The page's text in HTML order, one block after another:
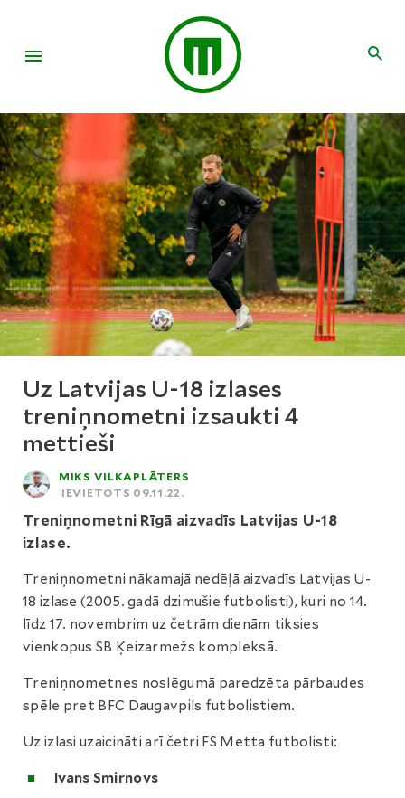
Uz Latvijas U-18 izlases
treniņnometni izsaukti 4
mettieši
MIKS VILKAPLĀTERS
IEVIETOTS 09.11.22.
Treniņnometni Rīgā aizvadīs Latvijas U-18
izlase.
Treniņnometni nākamajā nedēļā aizvadīs Latvijas U-
18 izlase (2005. gadā dzimušie futbolisti), kuri no 14.
līdz 17. novembrim uz četrām dienām tiksies
vienkopus SB Ķeizarmežs kompleksā.
Treniņnometnes noslēgumā paredzēta pārbaudes
spēle pret BFC Daugavpils futbolistiem.
Uz izlasi uzaicināti arī četri FS Metta futbolisti:
Ivans Smirnovs